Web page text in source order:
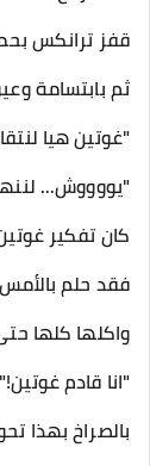
قفز ترانكس
ثم بابتسامة
"غوتين هيا
"يووووش...
كان تفكير
فقد حلم
واكلها كلها
"انا قادم غوتين!"
بالصراخ بهذا